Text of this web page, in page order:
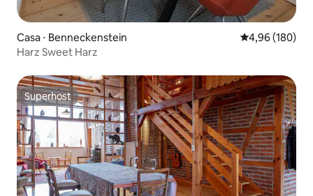
Casa ⋅ Benneckenstein 4,96 de uma
4,96 (180)
Harz Sweet Harz
Superhost
Superhost